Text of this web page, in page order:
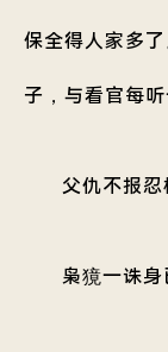
保全得人家多
子，与看官每听
父仇不报忍
枭獍一诛